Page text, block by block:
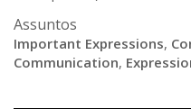
Assuntos
Important Expressions,
Communication,